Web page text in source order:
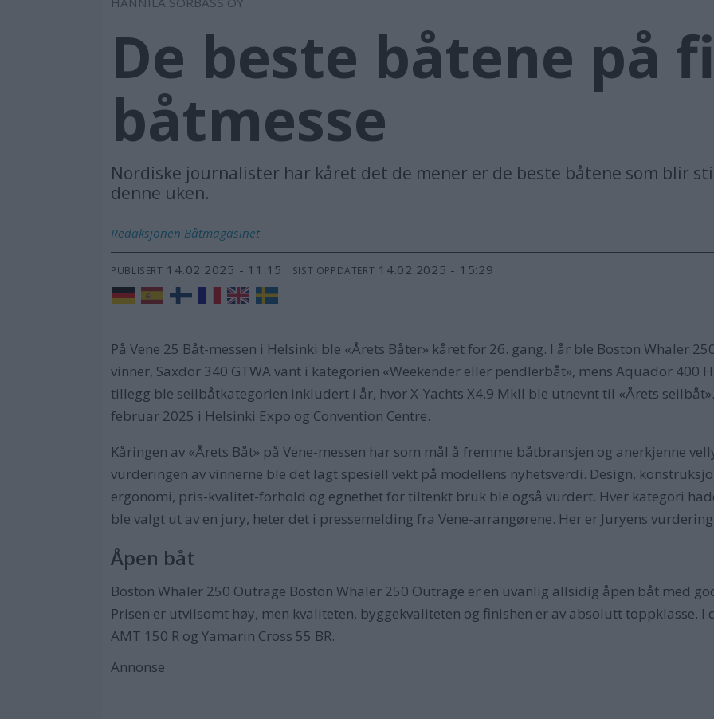
De beste båtene på
båtmesse
Nordiske journalister har kåret det de mener er de beste båtene som blir
denne uken.
Redaksjonen Båtmagasinet
PUBLISERT 14.02.2025 - 11:15 SIST OPPDATERT 14.02.2025 - 15:29
På Vene 25 Båt-messen i Helsinki ble «Årets Båter» kåret for 26. gang. I år ble Boston Whaler
vinner, Saxdor 340 GTWA vant i kategorien «Weekender eller pendlerbåt», mens Aquador 400
tillegg ble seilbåtkategorien inkludert i år, hvor X-Yachts X4.9 MkII ble utnevnt til «Årets
februar 2025 i Helsinki Expo og Convention Centre.
Kåringen av «Årets Båt» på Vene-messen har som mål å fremme båtbransjen og anerkjenne
vurderingen av vinnerne ble det lagt spesiell vekt på modellens nyhetsverdi. Design,
ergonomi, pris-kvalitet-forhold og egnethet for tiltenkt bruk ble også vurdert. Hver kategori
ble valgt ut av en jury, heter det i pressemelding fra Vene-arrangørene. Her er Juryens
Åpen båt
Boston Whaler 250 Outrage Boston Whaler 250 Outrage er en uvanlig allsidig åpen båt med
Prisen er utvilsomt høy, men kvaliteten, byggekvaliteten og finishen er av absolutt toppklasse. I
AMT 150 R og Yamarin Cross 55 BR.
Annonse